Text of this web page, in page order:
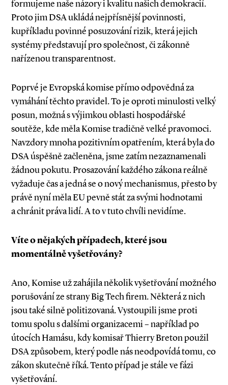
formujeme naše názory i kvalitu našich demokracií.
Proto jim DSA ukládá nejpřísnější povinnosti,
kupříkladu povinné posuzování rizik, která jejich
systémy představují pro společnost, či zákonně
nařízenou transparentnost.
Poprvé je Evropská komise přímo odpovědná za
vymáhání těchto pravidel. To je oproti minulosti velký
posun, možná s výjimkou oblasti hospodářské
soutěže, kde měla Komise tradičně velké pravomoci.
Navzdory mnoha pozitivním opatřením, která byla do
DSA úspěšně začleněna, jsme zatím nezaznamenali
žádnou pokutu. Prosazování každého zákona reálně
vyžaduje čas a jedná se o nový mechanismus, přesto by
právě nyní měla EU pevně stát za svými hodnotami
a chránit práva lidí. A to v tuto chvíli nevidíme.
Víte o nějakých případech, které jsou
momentálně vyšetřovány?
Ano, Komise už zahájila několik vyšetřování možného
porušování ze strany Big Tech firem. Některá z nich
jsou také silně politizovaná. Vystoupili jsme proti
tomu spolu s dalšími organizacemi – například po
útocích Hamásu, kdy komisař Thierry Breton použil
DSA způsobem, který podle nás neodpovídá tomu, co
zákon skutečně říká. Tento případ je stále ve fázi
vyšetřování.